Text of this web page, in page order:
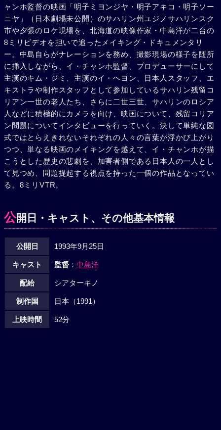
ャンホ監督の映画「明子ミヨンジヤ・明子アキコ・明子ソー
ニヤ」（日本劇場未公開）のサハリン州ユジノサハリンスク
市や夕張のロケ現場を、北海道の映像作家・中島洋が二台の
8ミリビデオを担いで追ったメイキング・ドキュメンタリ
ー。中島自らがナレーションを務め、撮影現場の様子を随所
に挿入しながら、イ・チャンホ監督、プロデューサーにして
主演のキム・ジミ、主演のイ・ヘヨン、日本人スタッフ、エ
キストラや制作スタッフとして参加しているサハリン残留コ
リアン一世の老人たち、さらに二世三世、サハリンのロシア
人などに積極的にカメラを向け、映画について、残留コリア
ン問題についてインタビューを行っていく。決して単純な図
式ではとらえきれないそれぞれの人々の言葉が浮かび上がり
つつ、単なる映画のメイキングを越えて、イ・チャンホが描
こうとした歴史の悲劇を、加害者側である日本人の一人とし
て見つめ、問題提起する視点を持った一個の作品となってい
る。8ミリVTR。
公開日・キャスト、その他基本情報
公開日 1993年9月25日
キャスト 監督： 中島洋
配給 シアターキノ
制作国 日本（1991）
上映時間 52分